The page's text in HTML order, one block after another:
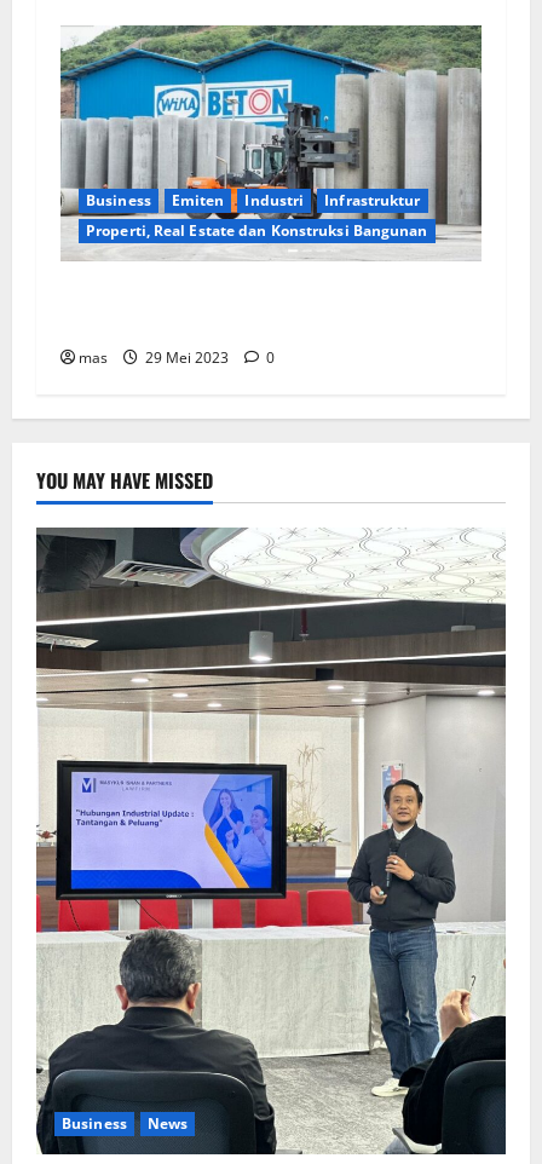
Business Emiten Industri
Infrastruktur
Properti, Real Estate dan Konstruksi Bangunan
mas 29 Mei 2023 0
YOU MAY HAVE MISSED
Business News